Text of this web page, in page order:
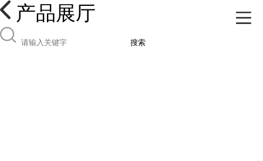
产品展厅
搜索